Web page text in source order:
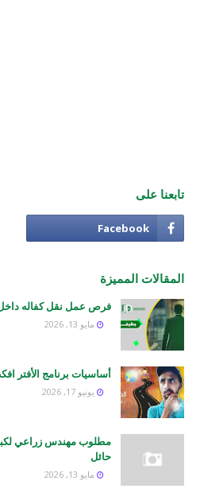
تابعنا على
المقالات المميزة
فرص عمل نقل كفاله
مايو 13, 2026
أساسيات برنامج الأفتر
يونيو 17, 2026
مطلوب مهندس زراعي
حائل
مايو 13, 2026